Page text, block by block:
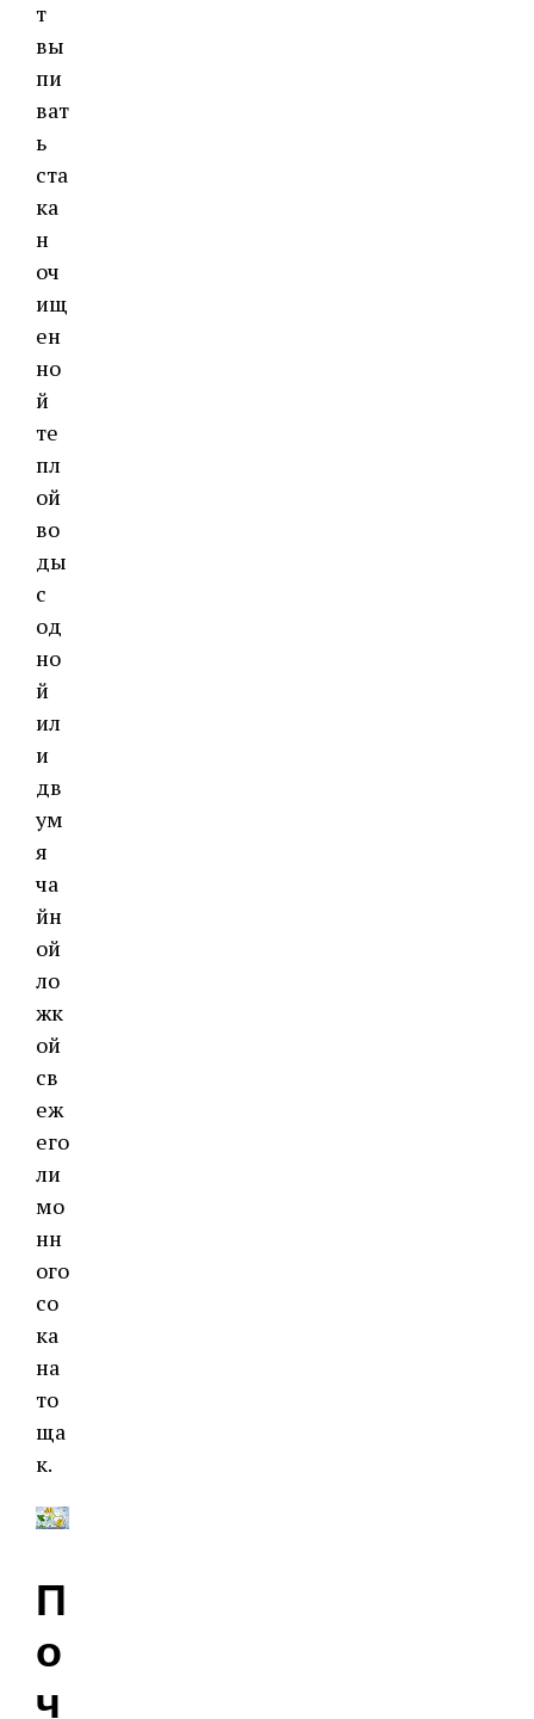
т
вы
пи
ват
ь
ста
ка
н
оч
ищ
ен
но
й
те
пл
ой
во
ды
с
од
но
й
ил
и
дв
ум
я
ча
йн
ой
ло
жк
ой
св
еж
его
ли
мо
нн
ого
со
ка
на
то
ща
к.
П
о